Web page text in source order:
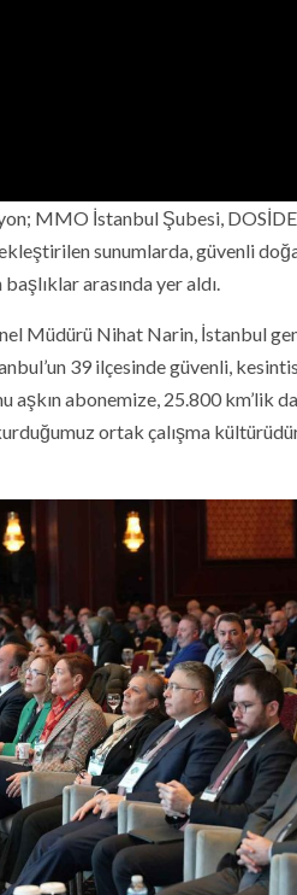
MMO İstanbul Şubesi,
sunumlarda, güvenli
arasında yer aldı.
Müdürü Nihat Narin, İstanbul
39 ilçesinde güvenli,
abonemize, 25.800 km’lik
ortak çalışma